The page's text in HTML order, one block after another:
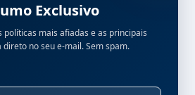
Exclusivo
políticas mais afiadas e as principais
direto no seu e-mail. Sem spam.